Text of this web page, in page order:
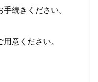
続きください。
意ください。